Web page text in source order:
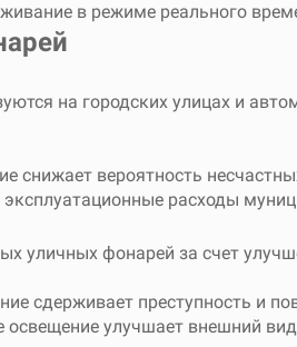
в режиме реального
на городских улицах и
снижает вероятность
расходы
уличных фонарей за счет
сдерживает преступность и
освещение улучшает внешний